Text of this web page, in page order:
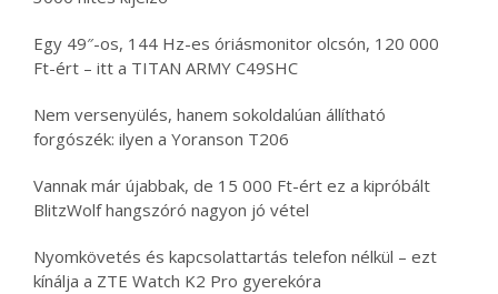
Egy 49″-os, 144 Hz-es óriásmonitor olcsón, 120 000
Ft-ért – itt a TITAN ARMY C49SHC
Nem versenyülés, hanem sokoldalúan állítható
forgószék: ilyen a Yoranson T206
Vannak már újabbak, de 15 000 Ft-ért ez a kipróbált
BlitzWolf hangszóró nagyon jó vétel
Nyomkövetés és kapcsolattartás telefon nélkül – ezt
kínálja a ZTE Watch K2 Pro gyerekóra